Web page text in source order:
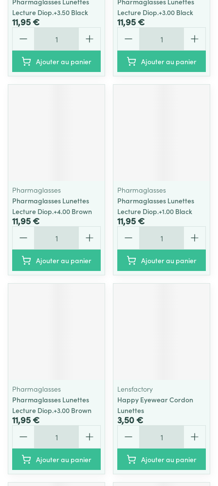
Lecture Diop.+3.50 Black
11,95 €
Ajouter au panier
Lecture Diop.+3.00 Black
11,95 €
Ajouter au panier
Pharmaglasses
Pharmaglasses Lunettes
Lecture Diop.+4.00 Brown
11,95 €
Ajouter au panier
Pharmaglasses
Pharmaglasses Lunettes
Lecture Diop.+1.00 Black
11,95 €
Ajouter au panier
Pharmaglasses
Pharmaglasses Lunettes
Lecture Diop.+3.00 Brown
11,95 €
Ajouter au panier
Lensfactory
Happy Eyewear Cordon
Lunettes
3,50 €
Ajouter au panier